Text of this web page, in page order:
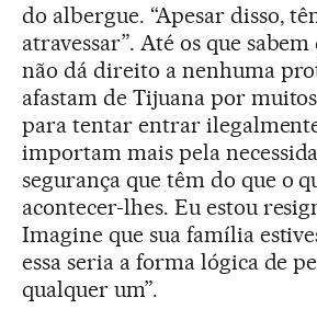
do albergue. “Apesar disso,
atravessar”. Até os que sabem
não dá direito a nenhuma
afastam de Tijuana por
para tentar entrar
importam mais pela
segurança que têm do que o
acontecer-lhes. Eu estou
Imagine que sua família
essa seria a forma lógica de
qualquer um”.